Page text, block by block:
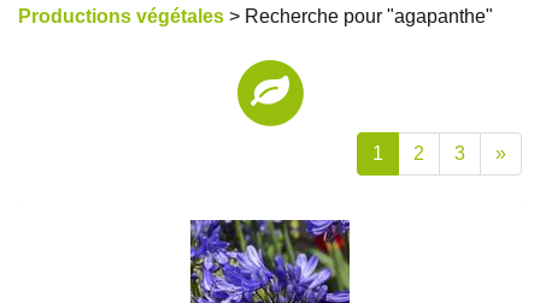
Productions végétales > Recherche pour "agapanthe"
1 2 3 »